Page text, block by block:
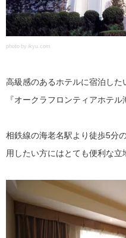
photo by ikyu.com
高級感のあるホテルに宿泊し
『オークラフロンティアホテル
相鉄線の海老名駅より徒歩5分
用したい方にはとても便利な立